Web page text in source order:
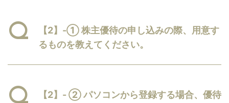
【2】-① 株主優待の申し込みの際、用意す
るものを教えてください。
【2】- ② パソコンから登録する場合、優待